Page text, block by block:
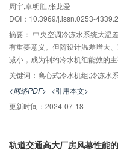
周宇,卓明胜,张龙爱
DOI：10.3969/j.issn.0253-
摘要： 中央空调冷冻水系统大温
有重要意义。但随设计温差增大
减小，成为制约冷水机组能效的
析了冷冻水大温差对蒸发器换热
的方案，实验对比了大温差工况
明：在冷冻水10 ℃大温差设计工
比于单流程方案能效可提升6%；
组在负荷占比为55%：45%时，
关键词： 离心式冷水机组;冷冻水
<网络PDF> <引用本文>
更新时间： 2024-07-18
轨道交通高大厂房风幕性能